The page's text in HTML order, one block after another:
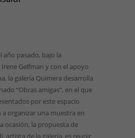
año pasado, bajo la
Gelfman y con el apoyo
la galería Quimera desarrolla
“Obras amigas”, en el que
por este espacio
a organizar una muestra en
ocasión, la propuesta de
artista de la galería, es reunir